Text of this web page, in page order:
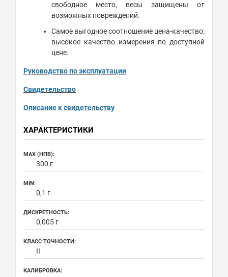
свободное место, весы защищены от
возможных повреждений.
Самое выгодное соотношение цена-качество:
высокое качество измерения по доступной
цене.
Руководство по эксплуатации
Свидетельство
Описание к свидетельству
ХАРАКТЕРИСТИКИ
MAX (НПВ):
300 г
MIN:
0,1 г
ДИСКРЕТНОСТЬ:
0,005 г
КЛАСС ТОЧНОСТИ:
II
КАЛИБРОВКА: